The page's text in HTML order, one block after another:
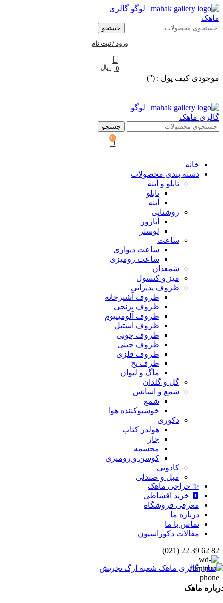
جستجو
ورود / ثبت نام
0 ریال
موجودی کیف پول : ('')
جستجو
0
خانه
دسته بندی محصولات
تابلو و آینه
تابلو
آینه
روشنایی
آباژور
لوستر
ساعت
ساعت دیواری
ساعت رومیزی
شمعدان
میز و کنسول
ظروف پذیرایی
ظروف آشپزخانه
ظروف برنجی
ظروف آلومینیوم
ظروف استیل
ظروف چوبی
ظروف چینی
ظروف فلزی
ظرف یخ
ماگ و لیوان
گل و گلدان
شمع و اسانس
شمع
خوشبوکننده هوا
دکوری
هولدر کتاب
جار
مجسمه
کوسن و رومیزی
کادویی
مبل و صندلی
✨ حراجی ماهک
🧾 خرید اقساطی
معرفی فروشگاه
درباره ما
تماس با ما
مقالات دکوراسیون
82 62 39 22 (021)
ماهک